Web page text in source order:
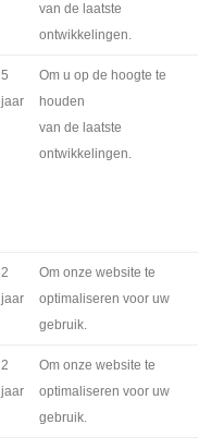
van de laatste
ontwikkelingen.
5
jaar
Om u op de hoogte te
houden
van de laatste
ontwikkelingen.
2
jaar
Om onze website te
optimaliseren voor uw
gebruik.
2
jaar
Om onze website te
optimaliseren voor uw
gebruik.